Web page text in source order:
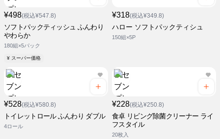
¥498(税込¥547.8)
ソフトパックティッシュ ふんわり
やわらか
180組×5パック
¥ スーパー価格
¥318(税込¥349.8)
ハロー ソフトパックティシュ
150組×5P
¥528(税込¥580.8)
トイレットロール ふんわり ダブル
4ロール
¥228(税込¥250.8)
食卓 リビング除菌クリーナー ライ
フスタイル
20枚入